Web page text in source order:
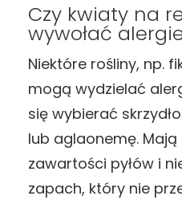
Czy kwiaty na
wywołać
Niektóre rośliny, np.
mogą wydzielać
się wybierać
lub aglaonemę. Mają
zawartości pyłów i
zapach, który nie